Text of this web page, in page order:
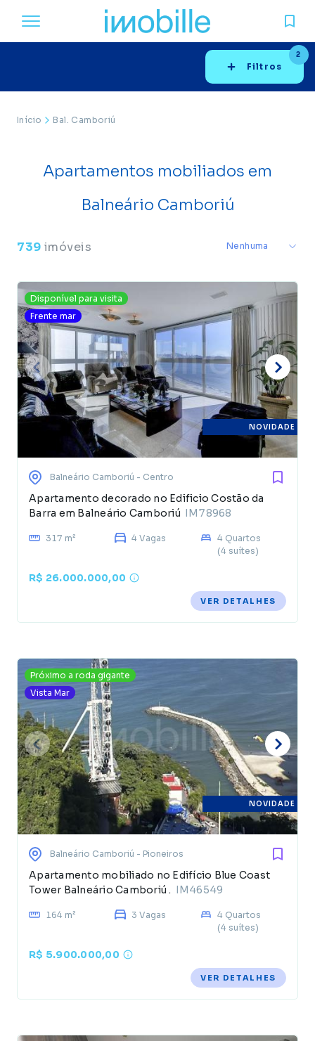
2
Filtros
Início Bal. Camboriú
Apartamentos mobiliados em
Balneário Camboriú
739 imóveis
Disponível para visita
Frente mar
NOVIDADE
Balneário Camboriú - Centro
Apartamento decorado no Edificio Costão da
Barra em Balneário Camboriú IM78968
317 m² 4 Vagas
4 Quartos
(4 suítes)
R$ 26.000.000,00
VER DETALHES
Próximo a roda gigante
Vista Mar
NOVIDADE
Balneário Camboriú - Pioneiros
Apartamento mobiliado no Edifício Blue Coast
Tower Balneário Camboriú . IM46549
164 m² 3 Vagas
4 Quartos
(4 suítes)
R$ 5.900.000,00
VER DETALHES